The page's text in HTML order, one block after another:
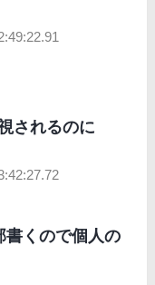
されるのに
書くので個人の